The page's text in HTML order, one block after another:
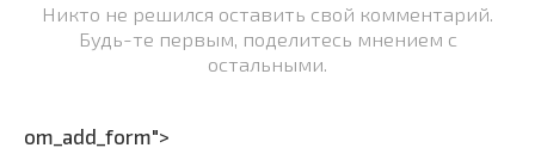
Никто не решился оставить свой комментарий.
Будь-те первым, поделитесь мнением с
остальными.
om_add_form">